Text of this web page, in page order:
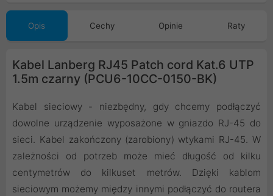
Opis Cechy Opinie Raty
Kabel Lanberg RJ45 Patch cord Kat.6 UTP
1.5m czarny (PCU6-10CC-0150-BK)
Kabel sieciowy - niezbędny, gdy chcemy podłączyć
dowolne urządzenie wyposażone w gniazdo RJ-45 do
sieci. Kabel zakończony (zarobiony) wtykami RJ-45. W
zależności od potrzeb może mieć długość od kilku
centymetrów do kilkuset metrów. Dzięki kablom
sieciowym możemy między innymi podłączyć do routera